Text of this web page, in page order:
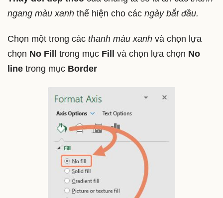
ngang màu xanh thể hiện cho các ngày bắt đầu.
Chọn một trong các thanh màu xanh và chọn lựa
chọn No Fill trong mục Fill và chọn lựa chọn No
line trong mục Border